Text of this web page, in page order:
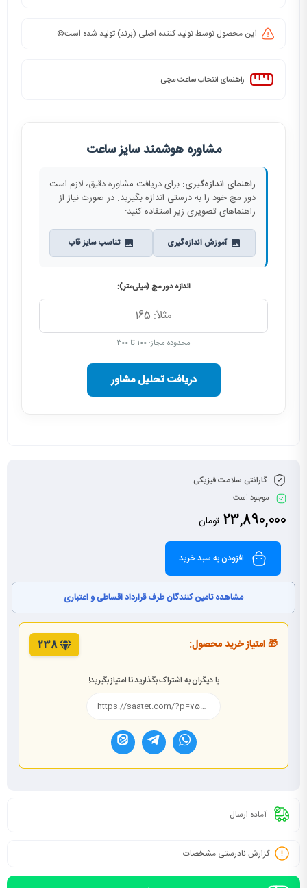
این محصول توسط تولید کننده اصلی (برند) تولید شده است©️
راهنمای انتخاب ساعت مچی
مشاوره هوشمند سایز ساعت
راهنمای اندازه‌گیری: برای دریافت مشاوره دقیق، لازم است
دور مچ خود را به درستی اندازه بگیرید. در صورت نیاز از
راهنماهای تصویری زیر استفاده کنید:
آموزش اندازه‌گیری تناسب سایز قاب
اندازه دور مچ (میلی‌متر):
محدوده مجاز: ۱۰۰ تا ۳۰۰
دریافت تحلیل مشاور
گارانتی سلامت فیزیکی
موجود است
23,890,000 تومان
افزودن به سبد خرید
مشاهده تامین کنندگان طرف قرارداد اقساطی و اعتباری
🎁 امتیاز خرید محصول: 238
با دیگران به اشتراک بگذارید تا امتیاز بگیرید!
آماده ارسال
گزارش نادرستی مشخصات